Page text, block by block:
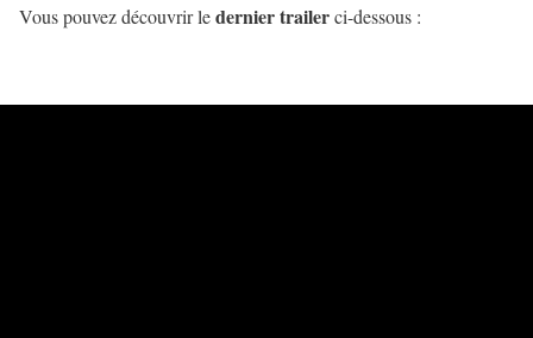
Vous pouvez découvrir lederniertrailerci-dessous :